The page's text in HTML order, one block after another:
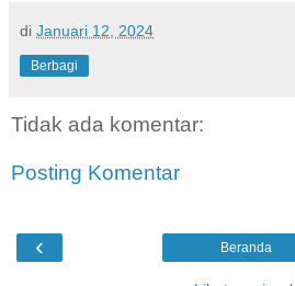
di Januari 12, 2024
Berbagi
Tidak ada komentar:
Posting Komentar
‹ Beranda